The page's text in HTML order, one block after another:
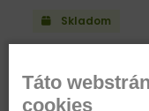
Skladom
Táto
cookies